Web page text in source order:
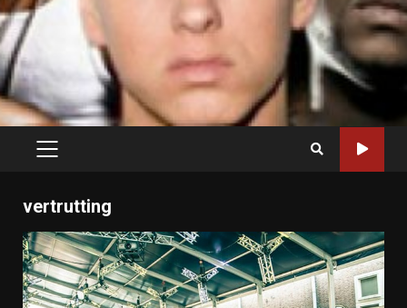
PRIMARY
vertrutting